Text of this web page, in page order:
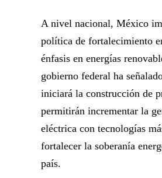
A nivel nacional, México
política de fortalecimiento
énfasis en energías
gobierno federal ha
iniciará la construcción de
permitirán incrementar la
eléctrica con tecnologías
fortalecer la soberanía
país.